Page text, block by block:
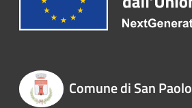
Comune di San Paolo